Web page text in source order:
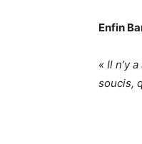
Enfin
« Il n’y
soucis,